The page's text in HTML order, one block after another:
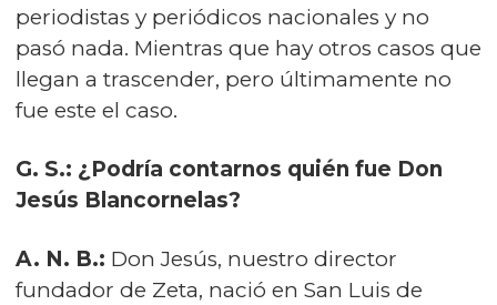
periodistas y periódicos nacionales y no
pasó nada. Mientras que hay otros casos que
llegan a trascender, pero últimamente no
fue este el caso.
G. S.: ¿Podría contarnos quién fue Don
Jesús Blancornelas?
A. N. B.: Don Jesús, nuestro director
fundador de Zeta, nació en San Luis de